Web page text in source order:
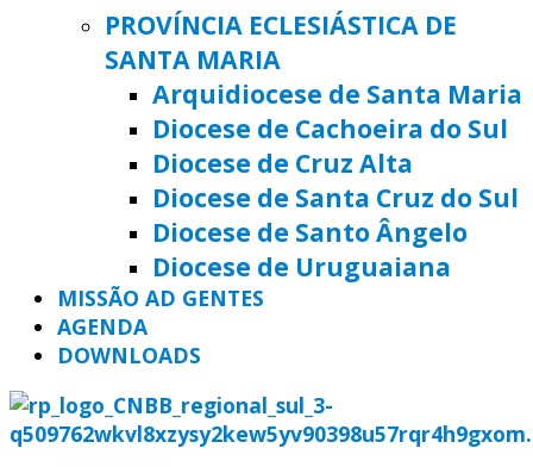
PROVÍNCIA ECLESIÁSTICA DE
SANTA MARIA
Arquidiocese de Santa Maria
Diocese de Cachoeira do Sul
Diocese de Cruz Alta
Diocese de Santa Cruz do Sul
Diocese de Santo Ângelo
Diocese de Uruguaiana
MISSÃO AD GENTES
AGENDA
DOWNLOADS